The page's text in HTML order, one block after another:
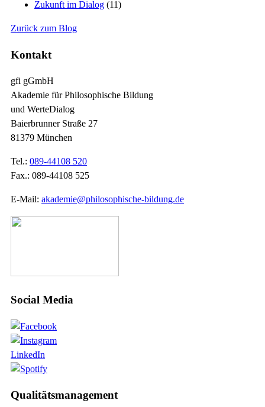
Zukunft im Dialog (11)
Zurück zum Blog
Kontakt
gfi gGmbH
Akademie für Philosophische Bildung
und WerteDialog
Baierbrunner Straße 27
81379 München
Tel.: 089-44108 520
Fax.: 089-44108 525
E-Mail: akademie@philosophische-bildung.de
Social Media
LinkedIn
Qualitätsmanagement